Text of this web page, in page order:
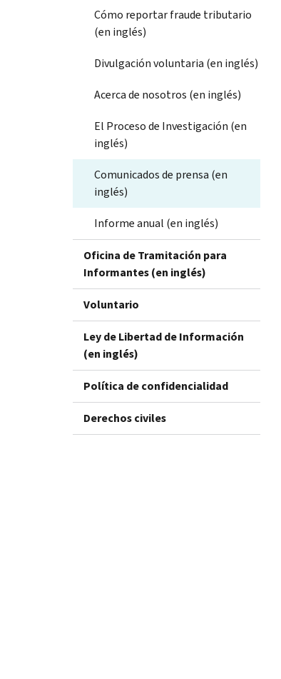
Cómo reportar fraude tributario
(en inglés)
Divulgación voluntaria (en inglés)
Acerca de nosotros (en inglés)
El Proceso de Investigación (en
inglés)
Comunicados de prensa (en
inglés)
Informe anual (en inglés)
Oficina de Tramitación para
Informantes (en inglés)
Voluntario
Ley de Libertad de Información
(en inglés)
Política de confidencialidad
Derechos civiles